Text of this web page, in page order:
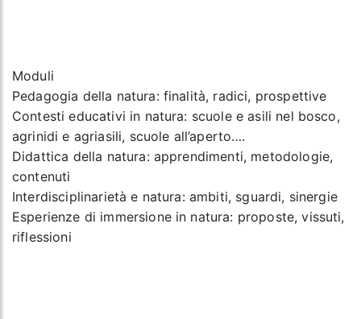
Moduli
Pedagogia della natura: finalità, radici, prospettive
Contesti educativi in natura: scuole e asili nel bosco,
agrinidi e agriasili, scuole all’aperto….
Didattica della natura: apprendimenti, metodologie,
contenuti
Interdisciplinarietà e natura: ambiti, sguardi, sinergie
Esperienze di immersione in natura: proposte, vissuti,
riflessioni